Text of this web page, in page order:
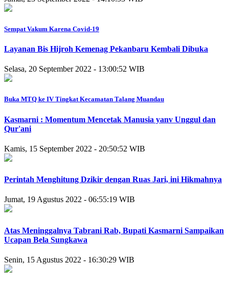
Sempat Vakum Karena Covid-19
Layanan Bis Hijroh Kemenag Pekanbaru Kembali Dibuka
Selasa, 20 September 2022 - 13:00:52 WIB
Buka MTQ ke IV Tingkat Kecamatan Talang Muandau
Kasmarni : Momentum Mencetak Manusia yanv Unggul dan
Qur'ani
Kamis, 15 September 2022 - 20:50:52 WIB
Perintah Menghitung Dzikir dengan Ruas Jari, ini Hikmahnya
Jumat, 19 Agustus 2022 - 06:55:19 WIB
Atas Meninggalnya Tabrani Rab, Bupati Kasmarni Sampaikan
Ucapan Bela Sungkawa
Senin, 15 Agustus 2022 - 16:30:29 WIB